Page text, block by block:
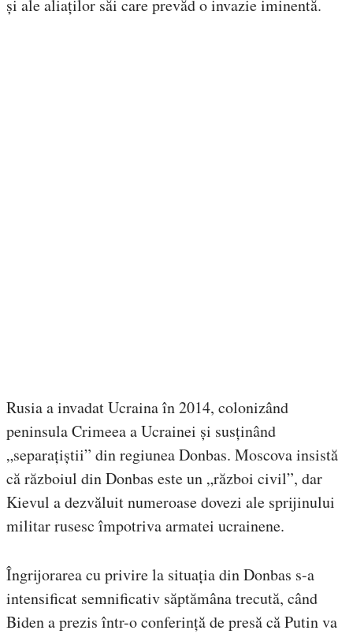
și ale aliaților săi care prevăd o invazie iminentă.
Rusia a invadat Ucraina în 2014, colonizând
peninsula Crimeea a Ucrainei și susținând
„separațiștii” din regiunea Donbas. Moscova insistă
că războiul din Donbas este un „război civil”, dar
Kievul a dezvăluit numeroase dovezi ale sprijinului
militar rusesc împotriva armatei ucrainene.
Îngrijorarea cu privire la situația din Donbas s-a
intensificat semnificativ săptămâna trecută, când
Biden a prezis într-o conferință de presă că Putin va